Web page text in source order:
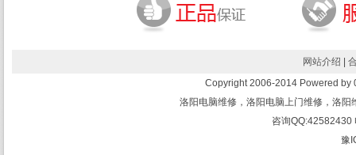
网站介绍
Copyright 2006-2014 Powered by
洛阳电脑维修，洛阳电脑上门维修，洛
咨询
豫